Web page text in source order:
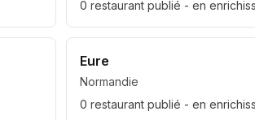
0 restaurantpublié - en
Eure
Normandie
0 restaurantpublié - en